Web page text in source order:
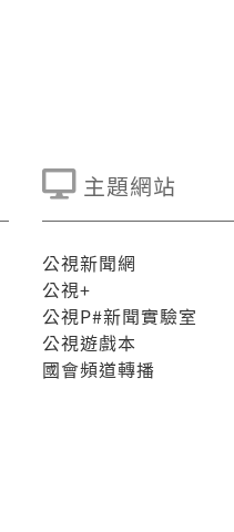
主題網站
公視新聞網
公視+
公視P#新聞實驗室
公視遊戲本
國會頻道轉播